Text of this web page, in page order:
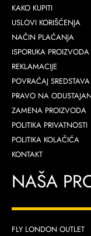
KAKO KUPITI
USLOVI KORIŠĆENJA
NAČIN PLAĆANJA
ISPORUKA PROIZVODA
REKLAMACIJE
POVRAĆAJ SREDSTAVA
PRAVO NA
ZAMENA PROIZVODA
POLITIKA PRIVATNOSTI
POLITIKA KOLAČIĆA
KONTAKT
NAŠA
FLY LONDON OUTLET